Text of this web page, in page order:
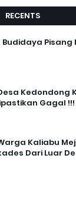
RECENTS
Pisang
Kedondong
Gagal !!!
Kaliabu
Dari Luar